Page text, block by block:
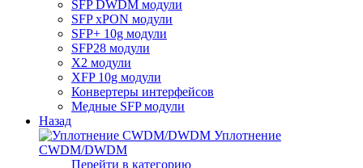
SFP DWDM модули
SFP xPON модули
SFP+ 10g модули
SFP28 модули
X2 модули
XFP 10g модули
Конвертеры интерфейсов
Медные SFP модули
Назад
Уплотнение
CWDM/DWDM
Перейти в категорию